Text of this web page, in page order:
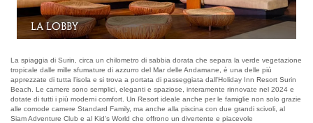
Camera Standard
La spiaggia di Surin, circa un chilometro di sabbia dorata che separa la verde vegetazione
tropicale dalle mille sfumature di azzurro del Mar delle Andamane, è una delle più
apprezzate di tutta l'isola e si trova a portata di passeggiata dall'Holiday Inn Resort Surin
Beach. Le camere sono semplici, eleganti e spaziose, interamente rinnovate nel 2024 e
dotate di tutti i più moderni comfort. Un Resort ideale anche per le famiglie non solo grazie
alle comode camere Standard Family, ma anche alla piscina con due grandi scivoli, al
Siam Adventure Club e al Kid's World che offrono un divertente e piacevole